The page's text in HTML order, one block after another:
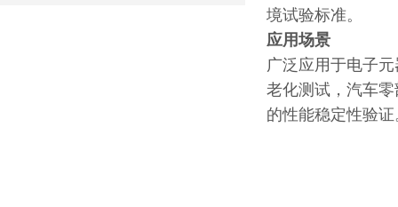
境试验标准。
应用场景
广泛应用于电子
老化测试，汽车
的性能稳定性验证